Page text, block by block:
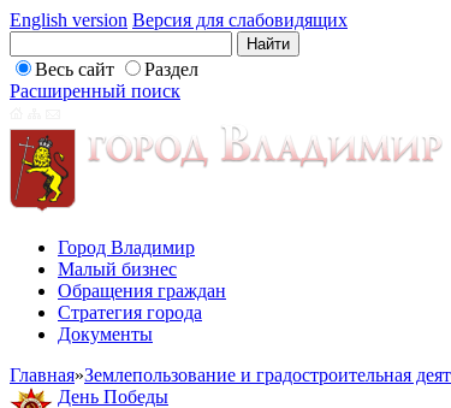
English version Версия для слабовидящих
Весь сайт
Раздел
Расширенный поиск
Город Владимир
Малый бизнес
Обращения граждан
Стратегия города
Документы
Главная»Землепользование и градостроительная
День Победы